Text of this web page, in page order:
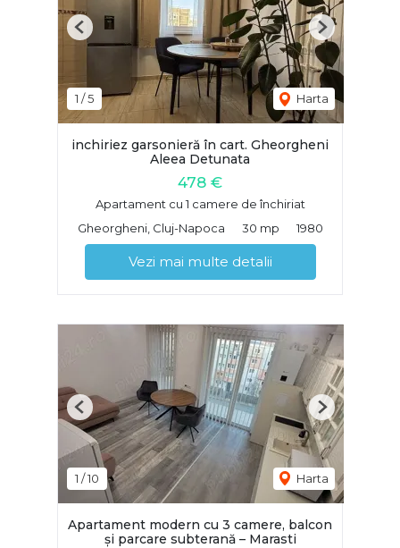
1 /5 Harta
Previous Next
inchiriez garsonieră în cart. Gheorgheni
Aleea Detunata
478 €
Apartament cu 1 camere de închiriat
Gheorgheni, Cluj-Napoca
30 mp 1980
Vezi mai multe detalii
1 /10 Harta
Previous Next
Apartament modern cu 3 camere, balcon
și parcare subterană – Marasti